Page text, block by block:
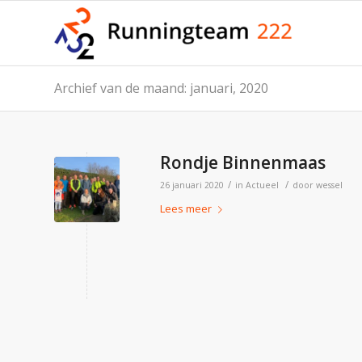
Archief van de maand: januari, 2020
Rondje Binnenmaas
26 januari 2020 / in Actueel / door wessel
Lees meer